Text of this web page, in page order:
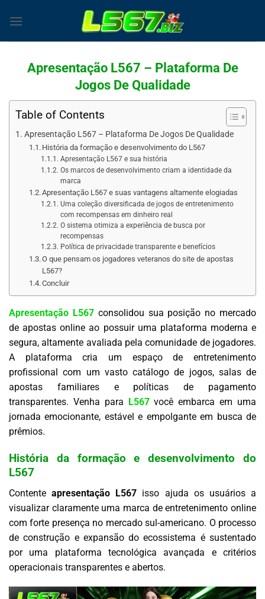
Apresentação L567 – Plataforma De
Jogos De Qualidade
Table of Contents
Apresentação L567 – Plataforma De Jogos De Qualidade
História da formação e desenvolvimento do L567
Apresentação L567 e sua história
Os marcos de desenvolvimento criam a identidade da
marca
Apresentação L567 e suas vantagens altamente elogiadas
Uma coleção diversificada de jogos de entretenimento
com recompensas em dinheiro real
O sistema otimiza a experiência de busca por
recompensas
Política de privacidade transparente e benefícios
O que pensam os jogadores veteranos do site de apostas
L567?
Concluir
Apresentação L567 consolidou sua posição no mercado
de apostas online ao possuir uma plataforma moderna e
segura, altamente avaliada pela comunidade de jogadores.
A plataforma cria um espaço de entretenimento
profissional com um vasto catálogo de jogos, salas de
apostas familiares e políticas de pagamento
transparentes. Venha para
L567 você embarca em uma
jornada emocionante, estável e empolgante em busca de
prêmios.
História da formação e desenvolvimento do
L567
Contenteapresentação L567 isso ajuda os usuários a
visualizar claramente uma marca de entretenimento online
com forte presença no mercado sul-americano. O processo
de construção e expansão do ecossistema é sustentado
por uma plataforma tecnológica avançada e critérios
operacionais transparentes e abertos.